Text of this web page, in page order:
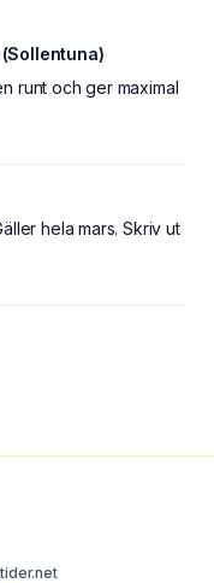
runt och ger maximal
hela mars. Skriv ut